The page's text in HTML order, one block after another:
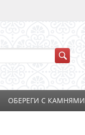
ОБЕРЕГИ С КАМНЯМИ